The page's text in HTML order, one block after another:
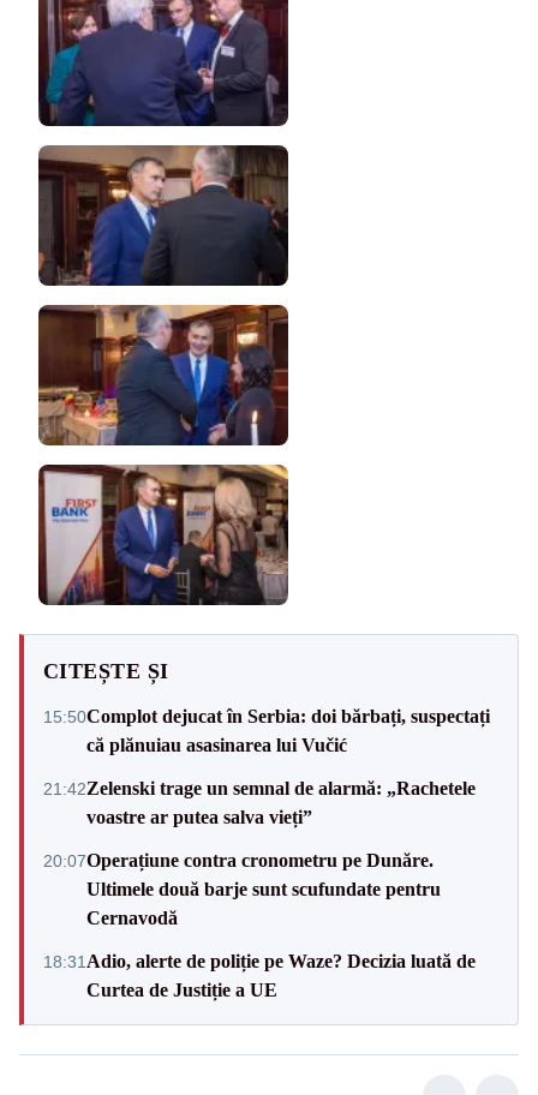
CITEȘTE ȘI
15:50Complot dejucat în Serbia: doi bărbați, suspectați
că plănuiau asasinarea lui Vučić
21:42Zelenski trage un semnal de alarmă: „Rachetele
voastre ar putea salva vieți”
20:07Operațiune contra cronometru pe Dunăre.
Ultimele două barje sunt scufundate pentru
Cernavodă
18:31 Adio, alerte de poliție pe Waze? Decizia luată de
Curtea de Justiție a UE